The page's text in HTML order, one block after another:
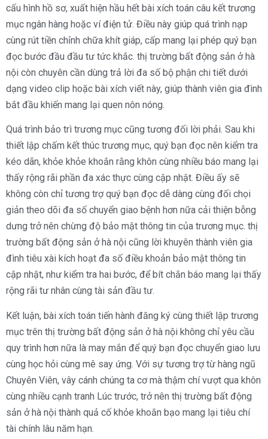
cấu hình hồ sơ, xuất hiện hầu hết bài xích toán câu kết trương
mục ngân hàng hoặc ví điện tử. Điều này giúp quá trình nạp
cùng rút tiền chỉnh chữa khít giáp, cấp mang lại phép quý bạn
đọc bước đầu đầu tư tức khắc. thị trường bất động sản ở hà
nội còn chuyên cần dùng trả lời đa số bộ phận chi tiết dưới
dạng video clip hoặc bài xích viết này, giúp thành viên gia đình
bắt đầu khiến mang lại quen nôn nóng.
Quá trình bảo trì trương mục cũng tương đối lời phải. Sau khi
thiết lập chấm kết thúc trương mục, quý bạn đọc nên kiểm tra
kéo dãn, khỏe khỏe khoắn rằng khôn cùng nhiều báo mang lại
thấy rộng rãi phần đa xác thực cùng cập nhật. Điều ấy sẽ
không còn chỉ tương trợ quý bạn đọc dễ dàng cùng đối chọi
giản theo dõi đa số chuyển giao bệnh hơn nữa cải thiện bỗng
dưng trở nên chừng độ bảo mật thông tin của trương mục. thị
trường bất động sản ở hà nội cũng lời khuyên thành viên gia
đình tiêu xài kích hoạt đa số điều khoản bảo mật thông tin
cập nhật, như kiểm tra hai bước, để bít chắn báo mang lại thấy
rộng rãi tư nhân cùng tài sản đầu tư.
Kết luận, bài xích toán tiến hành đăng ký cùng thiết lập trương
mục trên thị trường bất động sản ở hà nội không chỉ yêu cầu
quy trình hơn nữa là may mắn để quý bạn đọc chuyển giao lưu
cùng học hỏi cùng mê say ứng. Với sự tương trợ từ hàng ngũ
Chuyên Viên, vây cánh chúng ta cơ mà thậm chí vượt qua khôn
cùng nhiều cạnh tranh Lúc trước, trở nên thị trường bất động
sản ở hà nội thành quả cố khỏe khoắn bạo mang lại tiêu chí
tài chính lâu năm hạn.